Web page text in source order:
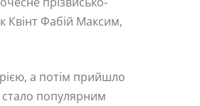
Квінт Фабій Максим,
а потім прийшло
стало популярним